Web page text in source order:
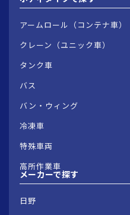
アームロール（コンテナ車）
クレーン（ユニック車）
タンク車
バス
バン・ウィング
冷凍車
特殊車両
高所作業車
メーカーで探す
日野